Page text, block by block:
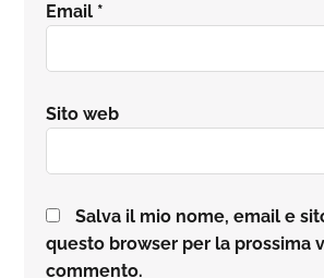
Email *
Sito web
Salva il mio nome, email e
questo browser per la prossima
commento.